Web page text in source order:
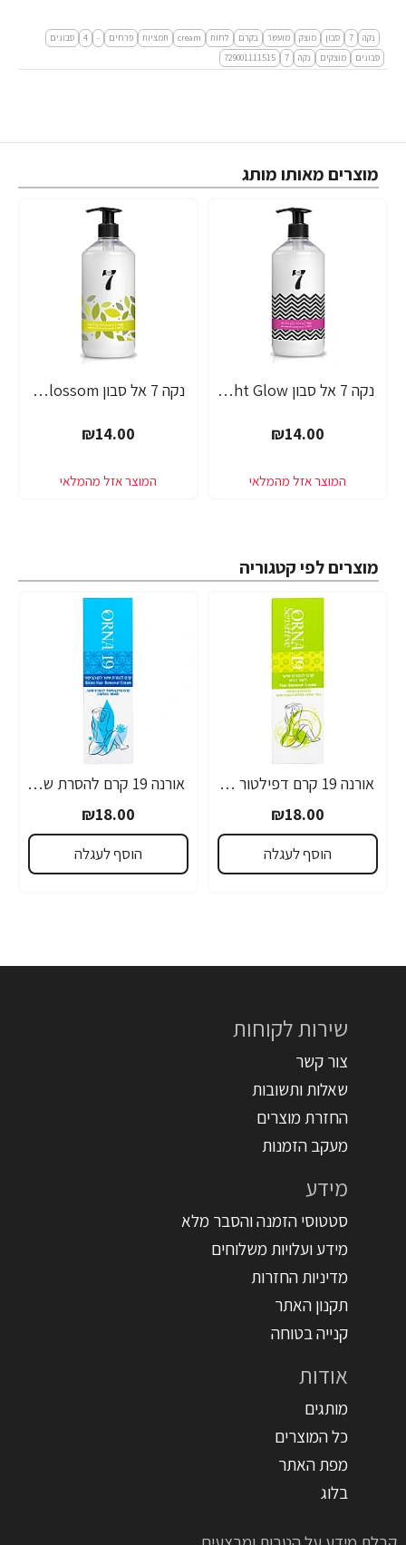
נקה 7 סבון מוצק מועשר בקרם לחות cream תמציות פרחים -
4
סבונים
סבונים
מוצקים נקה 7
729001111515
מוצרים מאותו מותג
נקה 7 אל סבון Midnight Glow בניחוח חמאת שיאה - 750 מ"ל
₪14.00
נקה 7 אל סבון Spring Blossom בניחוח תפוח וניל - 750 מ"ל
₪14.00
מוצרים לפי קטגוריה
אורנה 19 קרם דפילטור לעור רגיש 80 גרם
₪18.00
הוסף לעגלה
אורנה 19 קרם להסרת שיער לקו הביקיני 90 מ"ל
₪18.00
הוסף לעגלה
שירות לקוחות
צור קשר
שאלות ותשובות
החזרת מוצרים
מעקב הזמנות
מידע
סטטוסי הזמנה והסבר מלא
מידע ועלויות משלוחים
מדיניות החזרות
תקנון האתר
קנייה בטוחה
אודות
מותגים
כל המוצרים
מפת האתר
בלוג